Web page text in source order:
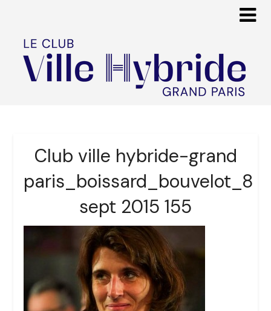
Club ville hybride-grand
paris_boissard_bouvelot_8
sept 2015 155